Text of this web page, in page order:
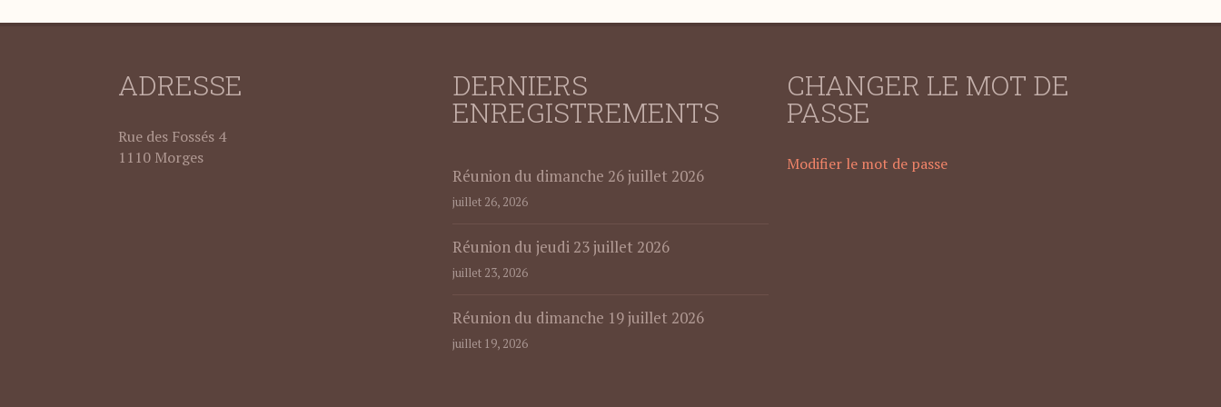
ADRESSE
Rue des Fossés 4
1110 Morges
DERNIERS
ENREGISTREMENTS
Réunion du dimanche 26 juillet 2026
juillet 26, 2026
Réunion du jeudi 23 juillet 2026
juillet 23, 2026
Réunion du dimanche 19 juillet 2026
juillet 19, 2026
CHANGER LE MOT DE
PASSE
Modifier le mot de passe